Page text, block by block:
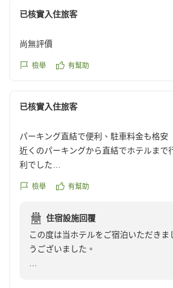
ン抜群とのお言葉に安心いたしました。
さらにベッドもお褒めいただきありが
上に努めてまいります。
已核實入住旅客
尚無評價
檢舉 有幫助
已核實入住旅客
パーキング直結で便利、駐車料金も格安
近くのパーキングから直結でホテルまで
利でした
かなりお安く停めれました
クチコミの詳細はこちらから
https://review.travel.rakuten.co.jp/hotel/
reviewId=33123478408891
檢舉 有幫助
住宿設施回覆
この度は当ホテルをご宿泊いただきま
うございました。